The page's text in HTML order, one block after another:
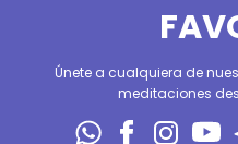
Únete a cualquiera de
meditaciones